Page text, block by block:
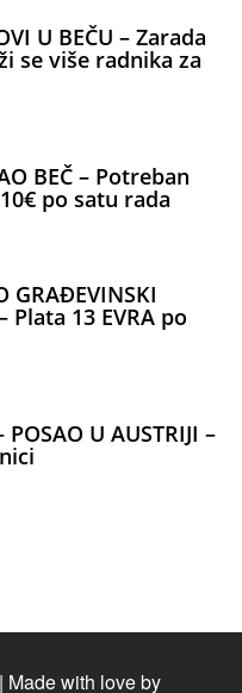
U BEČU – Zarada
se više radnika za
BEČ – Potreban
po satu rada
GRAĐEVINSKI
Plata 13 EVRA po
U AUSTRIJI –
| Made with love by